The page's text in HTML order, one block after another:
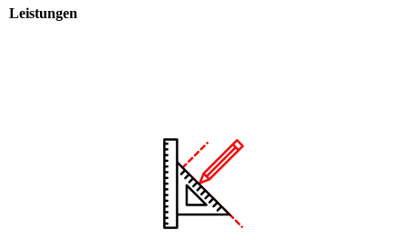
Leistungen